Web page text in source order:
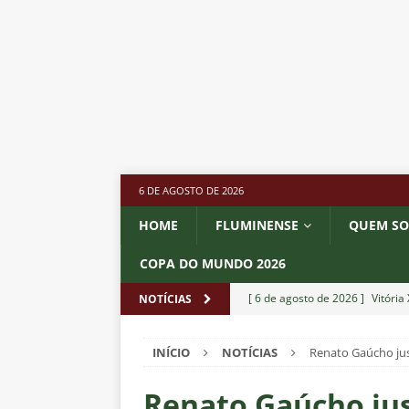
6 DE AGOSTO DE 2026
HOME FLUMINENSE QUEM
COPA DO MUNDO 2026
NOTÍCIAS [ 6 de agosto de 2026 ] Vitória
[ 6 de agosto de 2026 ] Após
demissão de Zubeldía
INÍCIO NOTÍCIAS Renato Gaúcho